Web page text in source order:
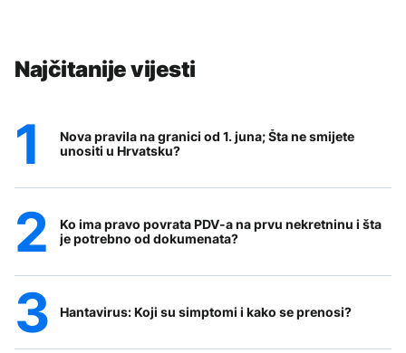
Najčitanije vijesti
Nova pravila na granici od 1. juna; Šta ne smijete
unositi u Hrvatsku?
Ko ima pravo povrata PDV-a na prvu nekretninu i šta
je potrebno od dokumenata?
Hantavirus: Koji su simptomi i kako se prenosi?